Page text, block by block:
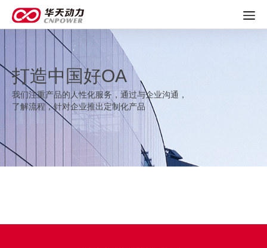
打造中国好OA
我们注重产品的人性化服务，通过与企业沟通，
了解流程，针对企业推出定制化产品